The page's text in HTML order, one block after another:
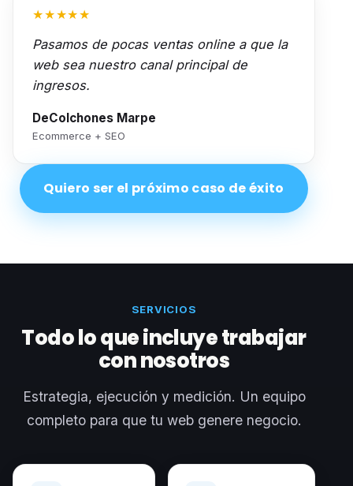
★★★★★
Pasamos de pocas ventas online a que la
web sea nuestro canal principal de
ingresos.
DeColchones Marpe
Ecommerce + SEO
Quiero ser el próximo caso de éxito
SERVICIOS
Todo lo que incluye trabajar
con nosotros
Estrategia, ejecución y medición. Un equipo
completo para que tu web genere negocio.